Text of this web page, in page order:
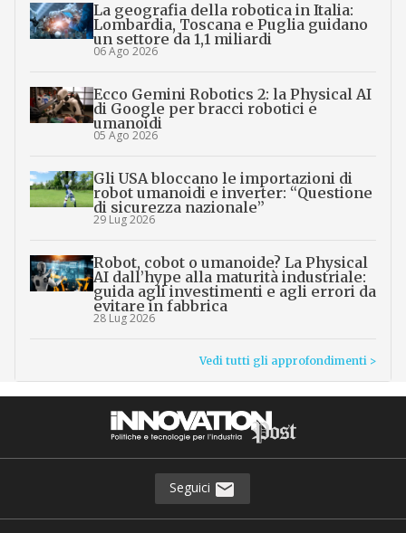
La geografia della robotica in Italia:
Lombardia, Toscana e Puglia guidano
un settore da 1,1 miliardi
06 Ago 2026
Ecco Gemini Robotics 2: la Physical AI
di Google per bracci robotici e
umanoidi
05 Ago 2026
Gli USA bloccano le importazioni di
robot umanoidi e inverter: “Questione
di sicurezza nazionale”
29 Lug 2026
Robot, cobot o umanoide? La Physical
AI dall’hype alla maturità industriale:
guida agli investimenti e agli errori da
evitare in fabbrica
28 Lug 2026
Vedi tutti gli approfondimenti >
Seguici